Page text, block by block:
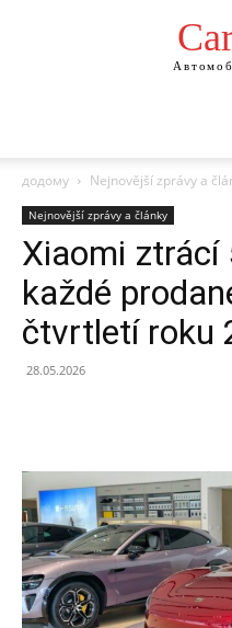
додому Nejnovější zprávy a
Nejnovější zprávy a články
Xiaomi ztrácí
každé
čtvrtletí roku
28.05.2026